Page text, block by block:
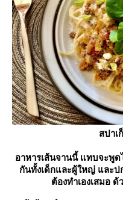
สปาเ
อาหารเส้นจานนี้ แทบจะพู
กันทั้งเด็กและผู้ใหญ่ และ
ต้องทำเองเสมอ